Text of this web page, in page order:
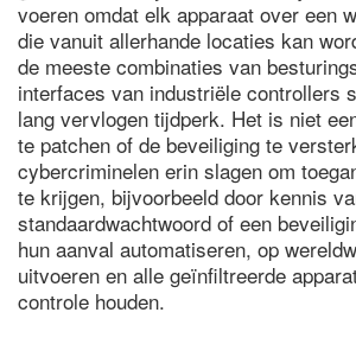
voeren omdat elk apparaat over een
die vanuit allerhande locaties kan
de meeste combinaties van
interfaces van industriële controllers
lang vervlogen tijdperk. Het is niet
te patchen of de beveiliging te
cybercriminelen erin slagen om
te krijgen, bijvoorbeeld door kennis
standaardwachtwoord of een
hun aanval automatiseren, op
uitvoeren en alle geïnfiltreerde
controle houden.